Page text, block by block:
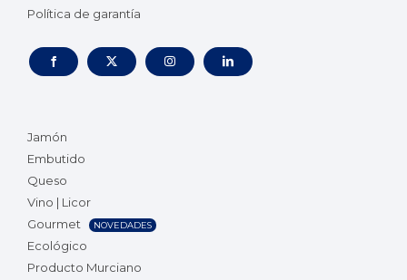
Política de garantía
Jamón
Embutido
Queso
Vino | Licor
Gourmet
NOVEDADES
Ecológico
Producto Murciano